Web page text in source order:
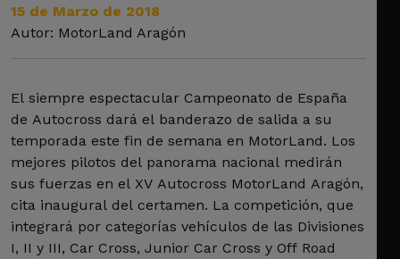
15 de Marzo de 2018
Autor: MotorLand Aragón
El siempre espectacular Campeonato de España
de Autocross dará el banderazo de salida a su
temporada este fin de semana en MotorLand. Los
mejores pilotos del panorama nacional medirán
sus fuerzas en el XV Autocross MotorLand Aragón,
cita inaugural del certamen. La competición, que
integrará por categorías vehículos de las Divisiones
I, II y III, Car Cross, Junior Car Cross y Off Road